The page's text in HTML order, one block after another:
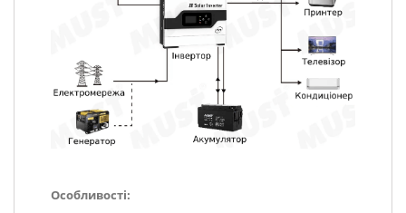
Особливості: